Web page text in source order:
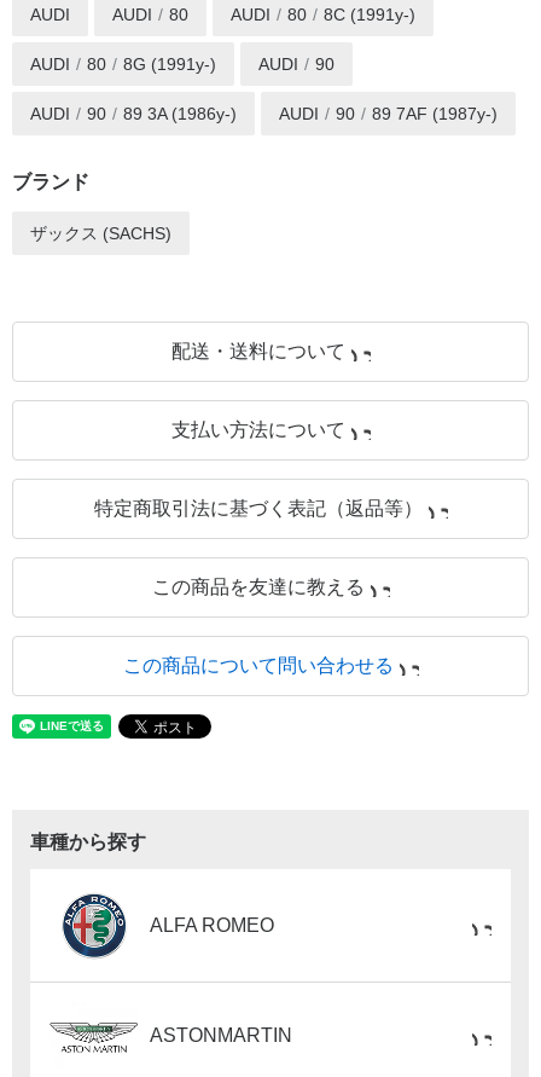
AUDI AUDI 80 AUDI 80 8C (1991y-)
AUDI 80 8G (1991y-) AUDI 90
AUDI 90 89 3A (1986y-) AUDI 90 89 7AF (1987y-)
ブランド
ザックス (SACHS)
配送・送料について
支払い方法について
特定商取引法に基づく表記（返品等）
この商品を友達に教える
この商品について問い合わせる
車種から探す
ALFA ROMEO
ASTONMARTIN